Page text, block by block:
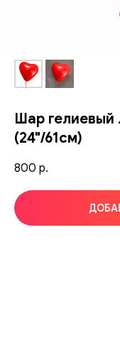
Шар гелиевый
(24"/61см)
800 р.